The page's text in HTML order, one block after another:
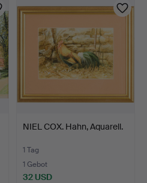
NIEL COX. Hahn, Aquarell.
1 Tag
1 Gebot
32 USD